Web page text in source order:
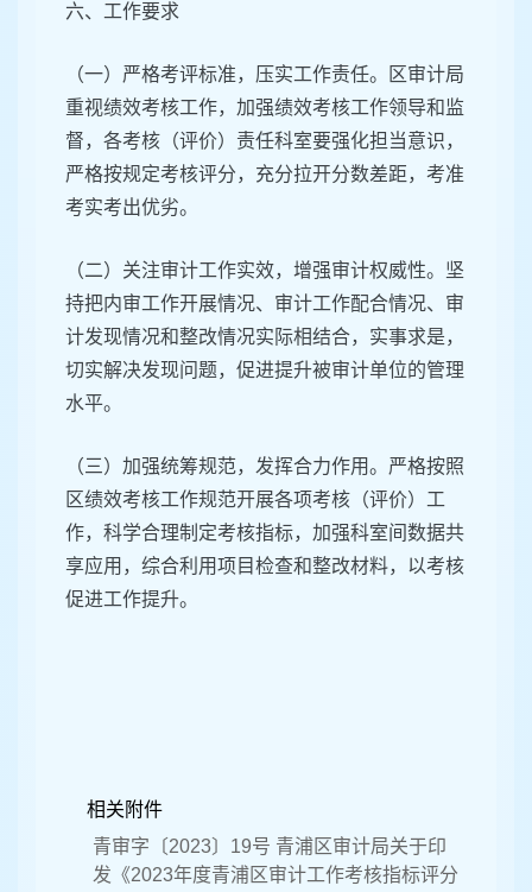
六、工作要求
（一）严格考评标准，压实工作责任。区审计局
重视绩效考核工作，加强绩效考核工作领导和监
督，各考核（评价）责任科室要强化担当意识，
严格按规定考核评分，充分拉开分数差距，考准
考实考出优劣。
（二）关注审计工作实效，增强审计权威性。坚
持把内审工作开展情况、审计工作配合情况、审
计发现情况和整改情况实际相结合，实事求是，
切实解决发现问题，促进提升被审计单位的管理
水平。
（三）加强统筹规范，发挥合力作用。严格按照
区绩效考核工作规范开展各项考核（评价）工
作，科学合理制定考核指标，加强科室间数据共
享应用，综合利用项目检查和整改材料，以考核
促进工作提升。
相关附件
青审字〔2023〕19号 青浦区审计局关于印
发《2023年度青浦区审计工作考核指标评分